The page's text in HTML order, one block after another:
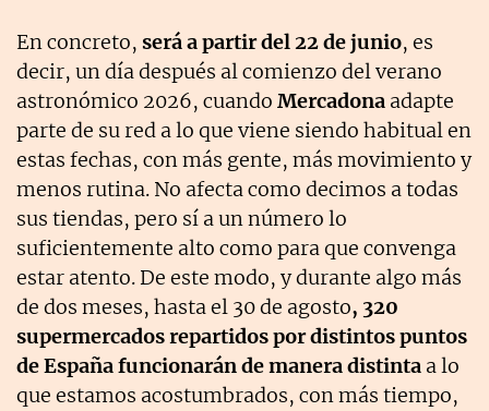
En concreto, será a partir del 22 de junio, es
decir, un día después al comienzo del verano
astronómico 2026, cuando Mercadona adapte
parte de su red a lo que viene siendo habitual en
estas fechas, con más gente, más movimiento y
menos rutina. No afecta como decimos a todas
sus tiendas, pero sí a un número lo
suficientemente alto como para que convenga
estar atento. De este modo, y durante algo más
de dos meses, hasta el 30 de agosto, 320
supermercados repartidos por distintos puntos
de España funcionarán de manera distinta a lo
que estamos acostumbrados, con más tiempo,